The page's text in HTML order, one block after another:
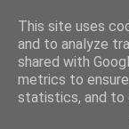
This site uses
and to analyze
shared with
metrics to
statistics, and to